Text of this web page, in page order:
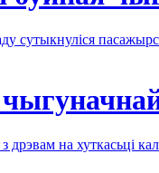
сутыкнуліся
дрэвам на хуткасьці